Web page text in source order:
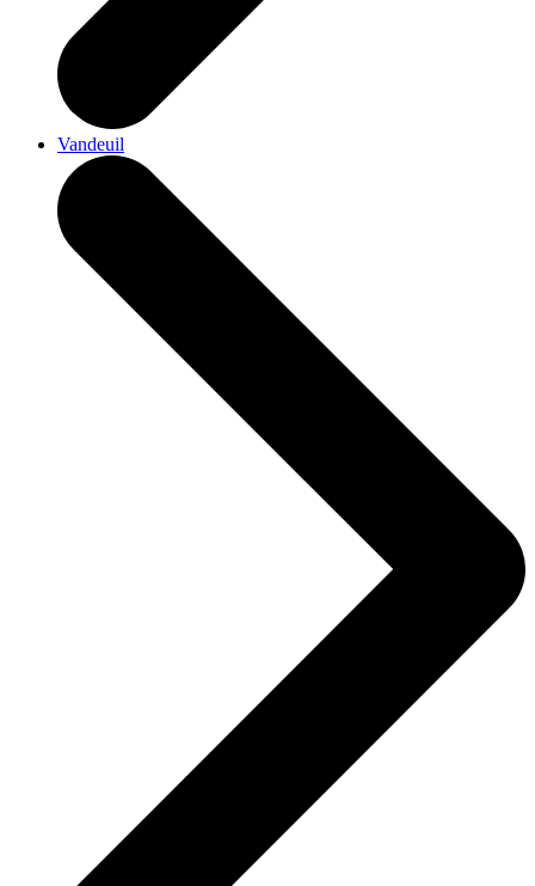
Vandeuil